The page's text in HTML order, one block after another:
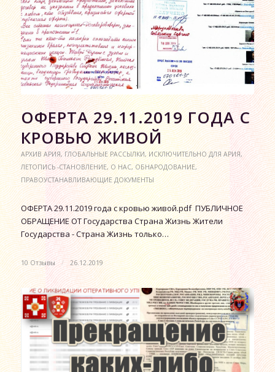
ОФЕРТА 29.11.2019 ГОДА С
КРОВЬЮ ЖИВОЙ
АРХИВ АРИЯ,ГЛОБАЛЬНЫЕ РАССЫЛКИ,ИСКЛЮЧИТЕЛЬНО ДЛЯ АРИЯ,
ЛЕТОПИСЬ -СТАНОВЛЕНИЕ,О НАС,ОБНАРОДОВАНИЕ,
ПРАВОУСТАНАВЛИВАЮЩИЕ ДОКУМЕНТЫ
ОФЕРТА 29.11.2019 года с кровью живой.pdf ПУБЛИЧНОЕ
ОБРАЩЕНИЕ ОТ Государства Страна Жизнь Жители
Государства - Страна Жизнь только…
10 Отзывы / 26.12.2019